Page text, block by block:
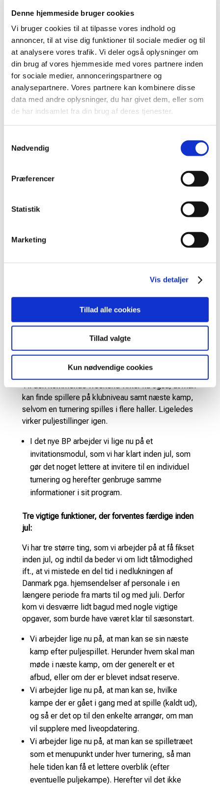
Denne hjemmeside bruger cookies
Vi bruger cookies til at tilpasse vores indhold og
annoncer, til at vise dig funktioner til sociale medier og til
at analysere vores trafik. Vi deler også oplysninger om
din brug af vores hjemmeside med vores partnere inden
for sociale medier, annonceringspartnere og
analysepartnere. Vores partnere kan kombinere disse
data med andre oplysninger, du har givet dem, eller som
de har indsamlet fra din brug af deres tjenester.
Nødvendig
Præferencer
Statistik
Marketing
Vis detaljer
Tillad alle cookies
Tillad valgte
Kun nødvendige cookies
Ligeledes har vi fikset, at turneringsarrangøren
lettere at kommunikere ud om rettelser og afbud
o. lign. Herunder kan man se de enkelte spilleres
niveau, så arrangører kan validere tilmeldinger.
Hvor langt er BP fra CUP2000-visningerne (som vi
kendte dem) ift. individuelle turneringsresultater?
funktionalitet, som mangler ift. det gamle
Der er funktionalitet, som længe har været
tilgængelig, men som arrangørerne blot ikke
har taget i brug endnu. Det vil vi opfordre alle
arrangører til. Fx har det længe været muligt i
alle individuelle turneringer.
I det nye BP er der funktionalitet, som er
forbedret, såsom sammenkædning af spillerprofil
og programmer/resultater, hvilket giver hurtig
adgang til oplysning om den spiller, man skal
Til den kommende weekend virker nu også, at man
kan finde spillere på klubniveau samt næste kamp,
selvom en turnering spilles i flere haller. Ligeledes
virker puljestillinger igen.
I det nye BP arbejder vi lige nu på et
invitationsmodul, som vi har klart inden jul, som
gør det noget lettere at invitere til en individuel
turnering og herefter genbruge samme
informationer i sit program.
Tre vigtige funktioner, der forventes færdige inden
jul:
Vi har tre større ting, som vi arbejder på at få fikset
inden jul, og indtil da beder vi om lidt tålmodighed
ift., at vi mistede en del tid i nedlukningen af
Danmark pga. hjemsendelser af personale i en
længere periode fra marts til og med juli. Derfor
kom vi desværre lidt bagud med nogle vigtige
opgaver, som burde have været klar til sæsonstart.
Vi arbejder lige nu på, at man kan se sin næste
kamp efter puljespillet. Herunder hvem skal man
møde i næste kamp, om der generelt er et
afbud, eller om der er blevet indsat reserve.
Vi arbejder lige nu på, at man kan se, hvilke
kampe der er gået i gang med at spille (kaldt ud),
og så er det op til den enkelte arrangør, om man
vil supplere med liveopdatering.
Vi arbejder lige nu på, at man kan se spilletræet
som et menupunkt under hver turnering, så man
hele tiden kan få et lettere overblik (efter
eventuelle puljekampe). Herefter vil det ikke